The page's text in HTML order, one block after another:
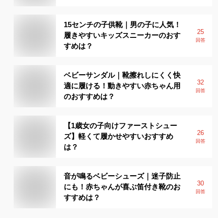
15センチの子供靴｜男の子に人気！
履きやすいキッズスニーカーのおす
すめは？
25
回答
ベビーサンダル｜靴擦れしにくく快
適に履ける！動きやすい赤ちゃん用
のおすすめは？
32
回答
【1歳女の子向けファーストシュー
ズ】軽くて履かせやすいおすすめ
は？
26
回答
音が鳴るベビーシューズ｜迷子防止
にも！赤ちゃんが喜ぶ笛付き靴のお
すすめは？
30
回答